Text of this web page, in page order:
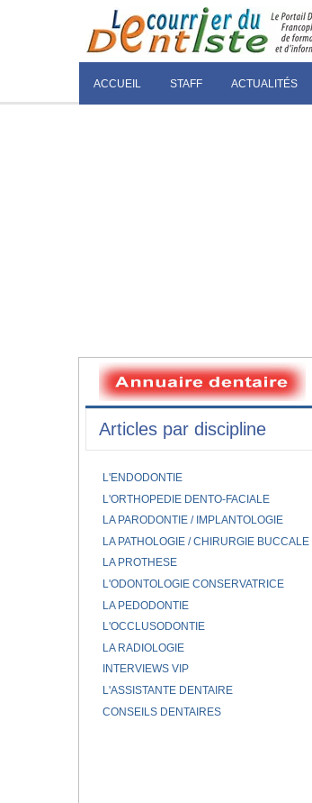
ACCUEIL STAFF ACTUALITÉS
Articles par discipline
L'ENDODONTIE
L'ORTHOPEDIE DENTO-FACIALE
LA PARODONTIE / IMPLANTOLOGIE
LA PATHOLOGIE / CHIRURGIE BUCCALE
LA PROTHESE
L'ODONTOLOGIE CONSERVATRICE
LA PEDODONTIE
L'OCCLUSODONTIE
LA RADIOLOGIE
INTERVIEWS VIP
L'ASSISTANTE DENTAIRE
CONSEILS DENTAIRES